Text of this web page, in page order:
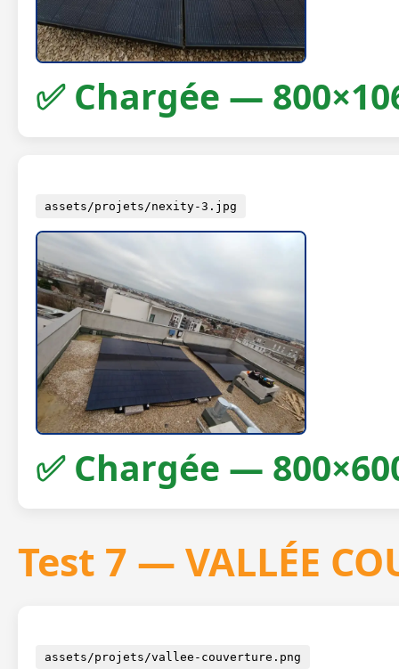
✅ Chargée —
assets/projets/nexity-3.jpg
✅ Chargée —
Test 7 — VALLÉE
assets/projets/vallee-couverture.png